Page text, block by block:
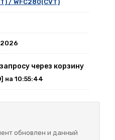
/ WFC280(CVT)
2026
через корзину
] на 10:55:44
обновлен и данный